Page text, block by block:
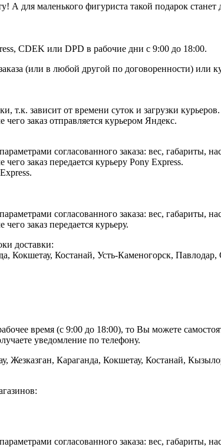
для маленького фигуриста такой подарок станет
CDEK или DPD в рабочие дни с 9:00 до 18:00.
(или в любой другой по договоренности) или
т.к. зависит от времени суток и загрузки курьеров.
заказ отправляется курьером Яндекс.
согласованного заказа: вес, габариты,
заказ передается курьеру Pony Express.
согласованного заказа: вес, габариты,
заказ передается курьеру.
доставки:
Кокшетау, Костанай, Усть-Каменогорск,
время (с 9:00 до 18:00), то Вы можете
уведомление по телефону.
Караганда, Кокшетау, Костанай,
согласованного заказа: вес, габариты,